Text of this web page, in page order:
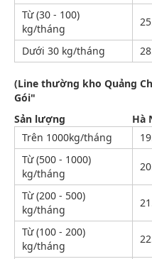
Từ (30 - 100)
kg/tháng
Dưới 30 kg/tháng
(Line thường kho Quảng
Gói"
Sản lượng
Hà
Trên 1000kg/tháng
Từ (500 - 1000)
kg/tháng
Từ (200 - 500)
kg/tháng
Từ (100 - 200)
kg/tháng